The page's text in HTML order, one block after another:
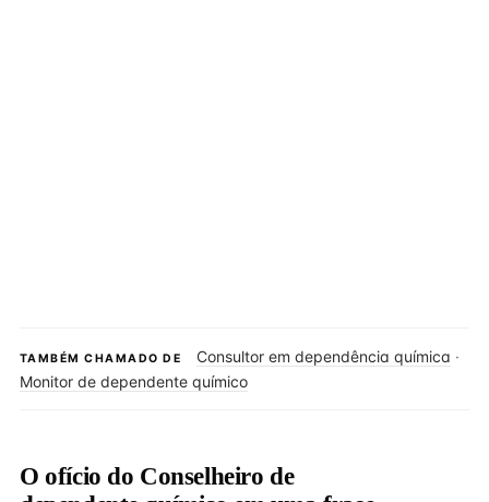
TAMBÉM CHAMADO DE Consultor em dependência química ·
Monitor de dependente químico
O ofício do Conselheiro de